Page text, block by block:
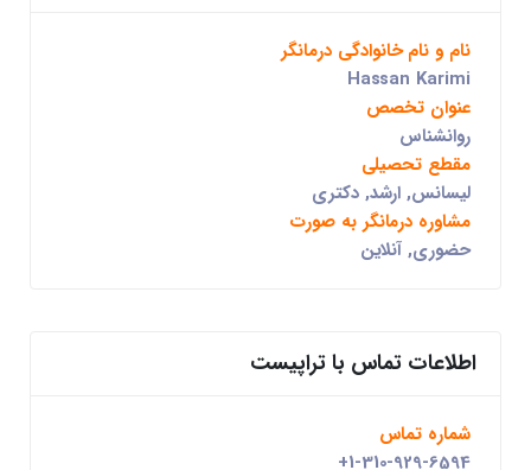
نام و نام خانوادگی درمانگر
Hassan Karimi
عنوان تخصص
روانشناس
مقطع تحصیلی
لیسانس, ارشد, دکتری
مشاوره درمانگر به صورت
حضوری, آنلاین
اطلاعات تماس با تراپیست
شماره تماس
+1-310-929-6594